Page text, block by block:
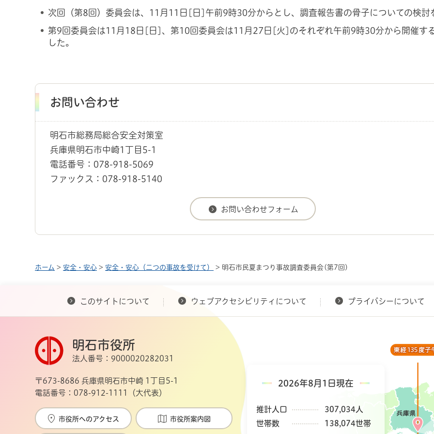
次回（第8回）委員会は、11月11日[日]午前9時30分からとし、調査報告書の骨子についての検討
第9回委員会は11月18日[日]、第10回委員会は11月27日[火]のそれぞれ午前9時30分から開催す
した。
お問い合わせ
明石市総務局総合安全対策室
兵庫県明石市中崎1丁目5-1
電話番号：078-918-5069
ファックス：078-918-5140
ホーム > 安全・安心 > 安全・安心（二つの事故を受けて） > 明石市民夏まつり事故調査委員会(第7回)
このサイトについて ウェブアクセシビリティについて プライバシーについて
2026年8月1日現在
推計人口
307,034人
世帯数
138,074世帯
明石市役所
法人番号：9000020282031
〒673-8686 兵庫県明石市中崎 1丁目5-1
電話番号：078-912-1111（大代表）
市役所へのアクセス 市役所案内図